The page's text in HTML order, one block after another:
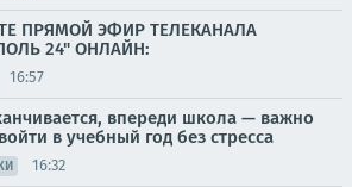
ПРЯМОЙ ЭФИР ТЕЛЕКАНАЛА
24" ОНЛАЙН:
16:57
впереди школа — важно
в учебный год без стресса
16:32